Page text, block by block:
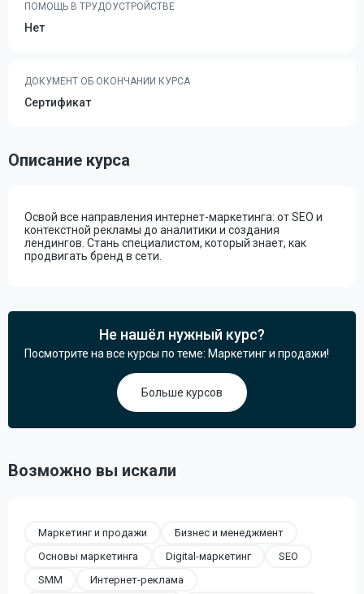
ПОМОЩЬ В ТРУДОУСТРОЙСТВЕ
Нет
ДОКУМЕНТ ОБ ОКОНЧАНИИ КУРСА
Сертификат
Описание курса
Освой все направления интернет-маркетинга: от SEO и
контекстной рекламы до аналитики и создания
лендингов. Стань специалистом, который знает, как
продвигать бренд в сети.
Не нашёл нужный курс?
Посмотрите на все курсы по теме: Маркетинг и продажи!
Больше курсов
Возможно вы искали
Маркетинг и продажи
Бизнес и менеджмент
Основы маркетинга
Digital-маркетинг
SEO
SMM
Интернет-реклама